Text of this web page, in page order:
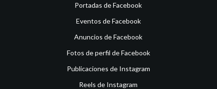
Portadas de Facebook
Eventos de Facebook
Anuncios de Facebook
Fotos de perfil de Facebook
Publicaciones de Instagram
Reels de Instagram